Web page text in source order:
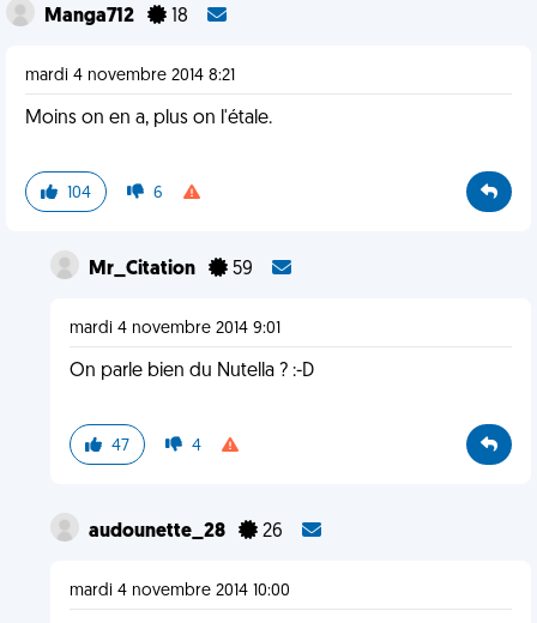
Manga712 18
mardi 4 novembre 2014 8:21
Moins on en a, plus on l'étale.
104 6
Mr_Citation 59
mardi 4 novembre 2014 9:01
On parle bien du Nutella ? :-D
47 4
audounette_28 26
mardi 4 novembre 2014 10:00